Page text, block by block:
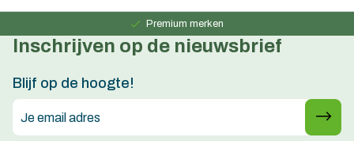
Premium merken
Persoonlijk advies
Inschrijven op de nieuwsbrief
Blijf op de hoogte!